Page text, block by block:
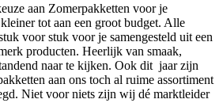
aan Zomerpakketten voor je
tot aan een groot budget. Alle
voor stuk voor je samengesteld uit een
producten. Heerlijk van smaak,
naar te kijken. Ook dit jaar zijn
aan ons toch al ruime assortiment
Niet voor niets zijn wij dé marktleider